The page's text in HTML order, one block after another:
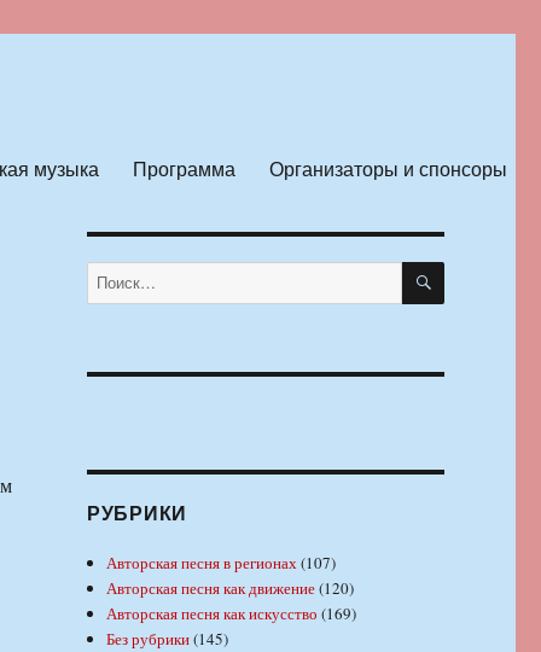
музыка Программа Организаторы и спонсоры
Искать: ПОИСК
РУБРИКИ
Авторская песня в регионах(107)
Авторская песня как движение(120)
Авторская песня как искусство (169)
Без рубрики(145)